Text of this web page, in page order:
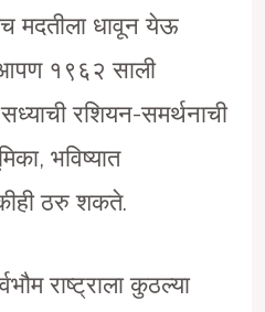
मदतीला धावून येऊ
१९६२ साली
रशियन-समर्थनाची
भविष्यात
ठरु शकते.
राष्ट्राला कुठल्या